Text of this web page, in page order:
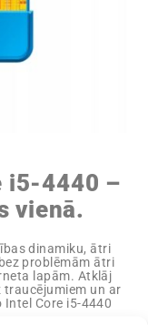
i5-4440 –
vienā.
dinamiku, ātri
problēmām ātri
lapām. Atklāj
traucējumiem un ar
Core i5-4440